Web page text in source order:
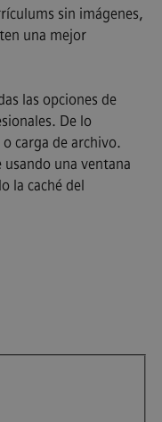
sin imágenes,
una mejor
las opciones de
De lo
carga de archivo.
usando una ventana
la caché del